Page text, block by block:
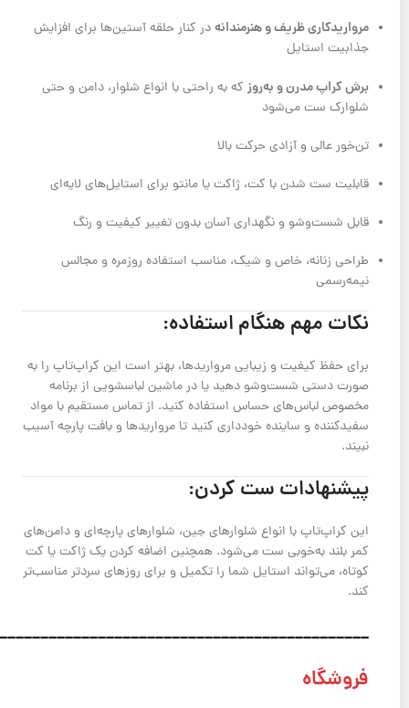
مرواریدکاری ظریف و هنرمندانهدر کنار حلقه آستین‌ها برای افزایش
جذابیت استایل
برش کراپ مدرن و به‌روز که به راحتی با انواع شلوار، دامن و حتی
شلوارک ست می‌شود
تن‌خور عالی و آزادی حرکت بالا
قابلیت ست شدن با کت، ژاکت یا مانتو برای استایل‌های لایه‌ای
قابل شست‌وشو و نگهداری آسان بدون تغییر کیفیت و رنگ
طراحی زنانه، خاص و شیک، مناسب استفاده روزمره و مجالس
نیمه‌رسمی
نکات مهم هنگام استفاده:
برای حفظ کیفیت و زیبایی مرواریدها، بهتر است این کراپ‌تاپ را به
صورت دستی شست‌وشو دهید یا در ماشین لباسشویی از برنامه
مخصوص لباس‌های حساس استفاده کنید. از تماس مستقیم با مواد
سفیدکننده و ساینده خودداری کنید تا مرواریدها و بافت پارچه آسیب
نبیند.
پیشنهادات ست کردن:
این کراپ‌تاپ با انواع شلوارهای جین، شلوارهای پارچه‌ای و دامن‌های
کمر بلند به‌خوبی ست می‌شود. همچنین اضافه کردن یک ژاکت یا کت
کوتاه، می‌تواند استایل شما را تکمیل و برای روزهای سردتر مناسب‌تر
کند.
فروشگاه